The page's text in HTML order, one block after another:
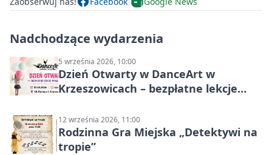
Nadchodzące wydarzenia
5 września 2026, 10:00
Dzień Otwarty w DanceArt w
Krzeszowicach – bezpłatne lekcje
12 września 2026, 11:00
Rodzinna Gra Miejska „Detektywi na
tropie”